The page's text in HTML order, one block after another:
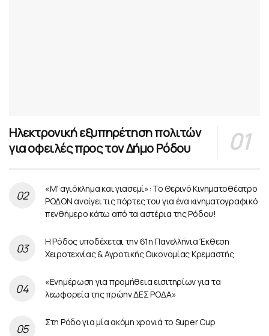
Ηλεκτρονική εξυπηρέτηση πολιτών
για οφειλές προς τον Δήμο Ρόδου
«Μ’ αγιόκλημα και γιασεμί»: Το Θερινό Κινηματοθέατρο
ΡΟΔΟΝ ανοίγει τις πόρτες του για ένα κινηματογραφικό
πενθήμερο κάτω από τα αστέρια της Ρόδου!
Η Ρόδος υποδέχεται την 61η Πανελλήνια Έκθεση
Χειροτεχνίας & Αγροτικής Οικονομίας Κρεμαστής
«Ενημέρωση για προμήθεια εισιτηρίων για τα
λεωφορεία της πρώην ΔΕΣ ΡΟΔΑ»
Στη Ρόδο για μία ακόμη χρονιά το Super Cup